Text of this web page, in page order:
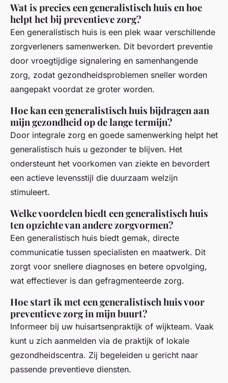
Wat is precies een generalistisch huis en hoe
helpt het bij preventieve zorg?
Een generalistisch huis is een plek waar verschillende
zorgverleners samenwerken. Dit bevordert preventie
door vroegtijdige signalering en samenhangende
zorg, zodat gezondheidsproblemen sneller worden
aangepakt voordat ze groter worden.
Hoe kan een generalistisch huis bijdragen aan
mijn gezondheid op de lange termijn?
Door integrale zorg en goede samenwerking helpt het
generalistisch huis u gezonder te blijven. Het
ondersteunt het voorkomen van ziekte en bevordert
een actieve levensstijl die duurzaam welzijn
stimuleert.
Welke voordelen biedt een generalistisch huis
ten opzichte van andere zorgvormen?
Een generalistisch huis biedt gemak, directe
communicatie tussen specialisten en maatwerk. Dit
zorgt voor snellere diagnoses en betere opvolging,
wat effectiever is dan gefragmenteerde zorg.
Hoe start ik met een generalistisch huis voor
preventieve zorg in mijn buurt?
Informeer bij uw huisartsenpraktijk of wijkteam. Vaak
kunt u zich aanmelden via de praktijk of lokale
gezondheidscentra. Zij begeleiden u gericht naar
passende preventieve diensten.